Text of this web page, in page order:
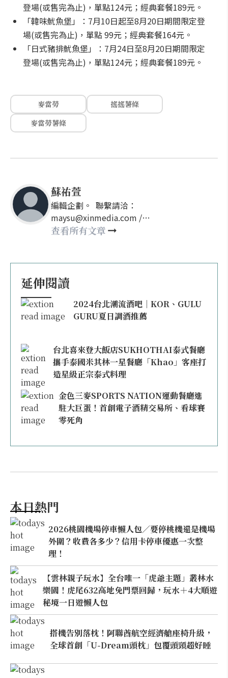
登場(或售完為止)，單點124元；經典套餐189元。
「韓味魷魚堡」：7月10日起至8月20日期間限定登
場(或售完為止)，單點 99元；經典套餐164元。
「日式豬排魷魚堡」：7月24日至8月20日期間限定
登場(或售完為止)，單點124元；經典套餐189元。
麥當勞
搖搖薯條
麥當勞薯條
蘇祐萱
編輯企劃。 聯繫請洽：
maysu@xinmedia.com /
may860527@gmail.com
查看所有文章
延伸閱讀
2024台北潮流酒吧｜KOR、GULU
GURU夏日調酒推薦
台北喜來登大飯店SUKHOTHAI泰式餐廳
攜手泰國米其林一星餐廳「Khao」客座打
造星級正宗泰式料理
金色三麥SPORTS NATION運動餐廳進
駐大巨蛋！首創電子酒精交易所、看球賽
零死角
本日熱門
2026桃園機場停車懶人包／要停桃機還是機場
外圍？收費各多少？信用卡停車優惠一次整
理！
【雲林親子玩水】全台唯一「虎爺主題」叢林水
樂園！虎尾632高地免門票回歸，玩水＋4大順遊
秘境一日遊懶人包
搭機告別落枕！阿聯酋航空經濟艙座椅升級，
全球首創「U-Dream頭枕」包覆頭頸超好睡